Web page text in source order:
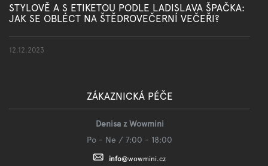
STYLOVĚ A S ETIKETOU PODLE LADISLAVA ŠPAČKA:
JAK SE OBLÉCT NA ŠTĚDROVEČERNÍ VEČEŘI?
12.12.2023
ZÁKAZNICKÁ PÉČE
Denisa z Wowmini
Po - Ne / 7:00 - 18:00
info@wowmini.cz